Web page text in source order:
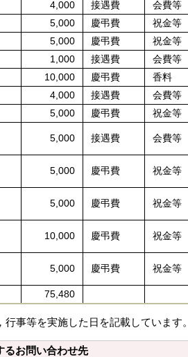
4,000 接遇費 会費等
5,000 慶弔費 祝金等
5,000 慶弔費 祝金等
1,000 接遇費 会費等
10,000 慶弔費 香料
4,000 接遇費 会費等
5,000 慶弔費 祝金等
5,000 接遇費 会費等
5,000 慶弔費 祝金等
5,000 慶弔費 祝金等
10,000 慶弔費 祝金等
5,000 慶弔費 祝金等
75,480
事等を実施した日を記載しています。
るお問い合わせ先